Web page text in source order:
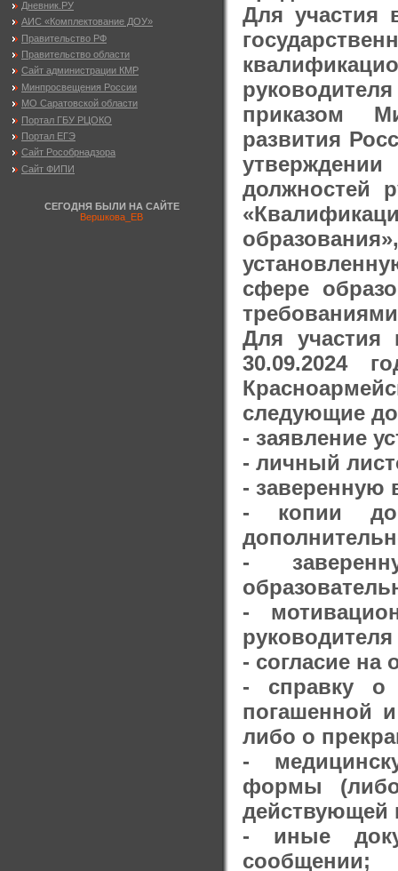
Для участия
приказом
развития
должностей
сфере
Для участия
30.09.2024
следующие
- заявление
- личный
- заверенную
- копии
-
-
- согласие на
- справку о
погашенной
либо о
-
формы
действующей
- иные
сообщении;
Дневник.РУ
АИС «Комплектование ДОУ»
Правительство РФ
Правительство области
Сайт администрации КМР
Минпросвещения России
МО Саратовской области
Портал ГБУ РЦОКО
Портал ЕГЭ
Сайт Рособрнадзора
Сайт ФИПИ
СЕГОДНЯ БЫЛИ НА САЙТЕ
Вершкова_ЕВ